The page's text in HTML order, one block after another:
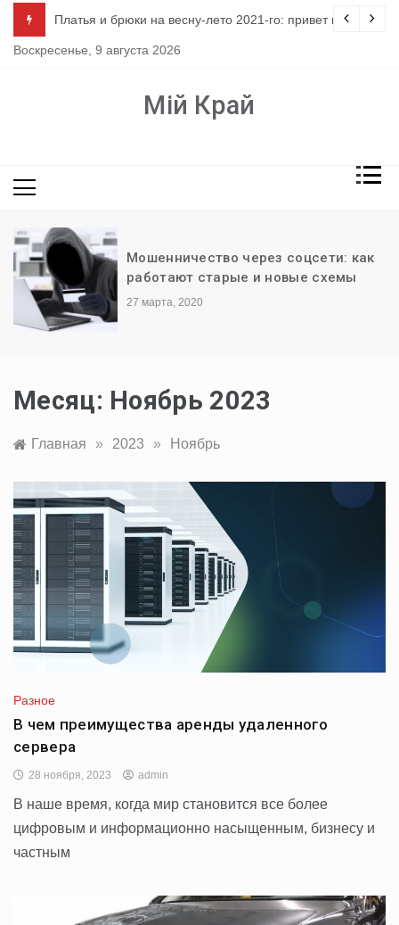
содержимому
Платья и брюки на весну-лето 2021-го: привет из 80-х
Воскресенье, 9 августа 2026
Мій Край
Мошенничество через соцсети: как
работают старые и новые схемы
27 марта, 2020
Месяц: Ноябрь 2023
Главная » 2023 » Ноябрь
Разное
В чем преимущества аренды удаленного
сервера
28 ноября, 2023 admin
В наше время, когда мир становится все более
цифровым и информационно насыщенным, бизнесу и
частным